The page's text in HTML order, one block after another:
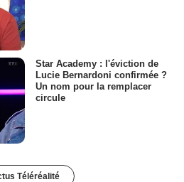
Star Academy : l'éviction de
Lucie Bernardoni confirmée ?
Un nom pour la remplacer
circule
Téléréalité